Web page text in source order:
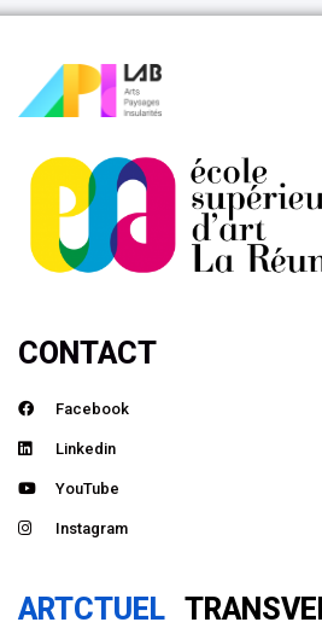
CONTACT
Facebook
Linkedin
YouTube
Instagram
ARTCTUEL